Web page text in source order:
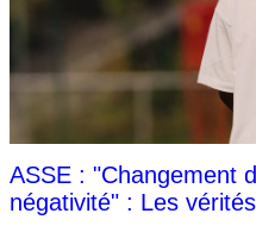
ASSE : "Changement
négativité" : Les